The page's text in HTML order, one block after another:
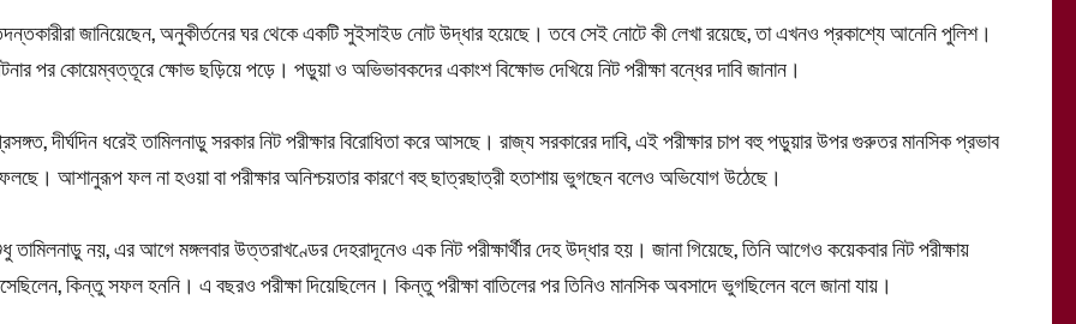
জানিয়েছেন, অনুকীর্তনের ঘর থেকে একটি সুইসাইড নোট উদ্ধার হয়েছে। তবে সেই নোটে কী লেখা রয়েছে, তা এখনও প্রকাশ্যে আনেনি পুলিশ।
পর কোয়েম্বত্তূরে ক্ষোভ ছড়িয়ে পড়ে। পড়ুয়া ও অভিভাবকদের একাংশ বিক্ষোভ দেখিয়ে নিট পরীক্ষা বন্ধের দাবি জানান।
দীর্ঘদিন ধরেই তামিলনাড়ু সরকার নিট পরীক্ষার বিরোধিতা করে আসছে। রাজ্য সরকারের দাবি, এই পরীক্ষার চাপ বহু পড়ুয়ার উপর গুরুতর মানসিক প্রভাব
আশানুরূপ ফল না হওয়া বা পরীক্ষার অনিশ্চয়তার কারণে বহু ছাত্রছাত্রী হতাশায় ভুগছেন বলেও অভিযোগ উঠেছে।
তামিলনাড়ু নয়, এর আগে মঙ্গলবার উত্তরাখণ্ডের দেহরাদূনেও এক নিট পরীক্ষার্থীর দেহ উদ্ধার হয়। জানা গিয়েছে, তিনি আগেও কয়েকবার নিট পরীক্ষায়
কিন্তু সফল হননি। এ বছরও পরীক্ষা দিয়েছিলেন। কিন্তু পরীক্ষা বাতিলের পর তিনিও মানসিক অবসাদে ভুগছিলেন বলে জানা যায়।